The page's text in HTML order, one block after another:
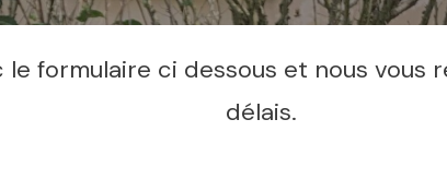
formulaire ci dessous et nous vous
délais.